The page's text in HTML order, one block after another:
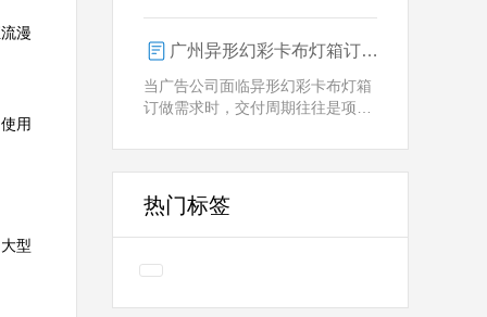
漫
用
型
户提供专业解决方案。
广州异形幻彩卡布灯箱订做：广告人必看的交付周期决策指南
当广告公司面临异形幻彩卡布灯箱
订做需求时，交付周期往往是项目
过技术预配与柔性生产体系，将定
制周期压缩至行业领先水平？
热门标签